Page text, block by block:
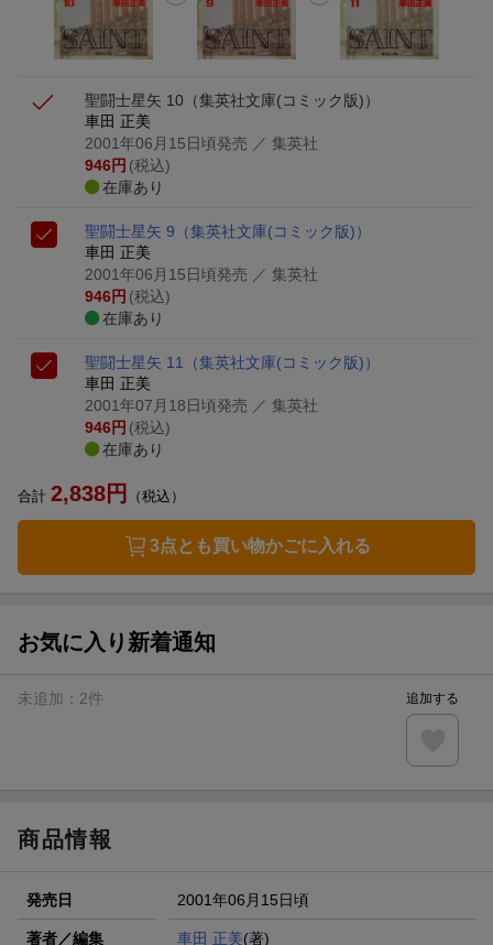
聖闘士星矢 10 （集英社文庫(コミック版)）
車田 正美
2001年06月15日頃発売 ／ 集英社
946円 (税込)
在庫あり
聖闘士星矢 9 （集英社文庫(コミック版)）
車田 正美
2001年06月15日頃発売 ／ 集英社
946円 (税込)
在庫あり
聖闘士星矢 11
（集英社文庫(コミック版)）
車田 正美
2001年07月18日頃発売 ／ 集英社
946円 (税込)
在庫あり
合計 2,838円 （税込）
3点とも買い物かごに入れる
お気に入り新着通知
未追加： 2件 追加する
商品情報
発売日 2001年06月15日頃
著者／編集 車田 正美(著)